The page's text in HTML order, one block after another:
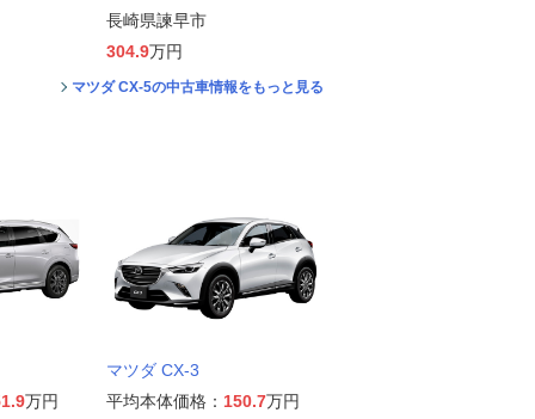
長崎県諫早市
304.9万円
マツダ CX-5の中古車情報をもっと見る
万円
マツダ CX-3
平均本体価格： 150.7万円